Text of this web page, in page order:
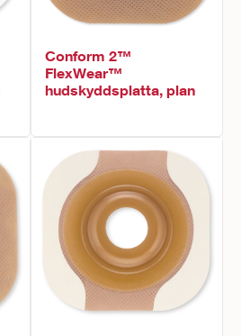
Conform 2™
FlexWear™
hudskyddsplatta, plan